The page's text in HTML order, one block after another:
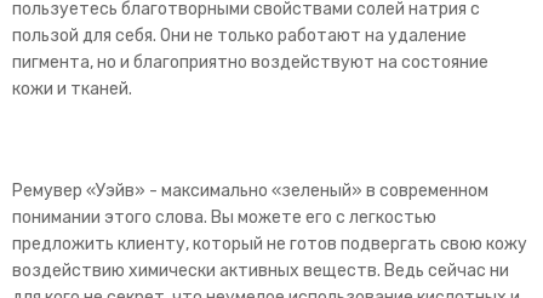
пользуетесь благотворными свойствами солей натрия с
пользой для себя. Они не только работают на удаление
пигмента, но и благоприятно воздействуют на состояние
кожи и тканей.
Ремувер «Уэйв» - максимально «зеленый» в современном
понимании этого слова. Вы можете его с легкостью
предложить клиенту, который не готов подвергать свою кожу
воздействию химически активных веществ. Ведь сейчас ни